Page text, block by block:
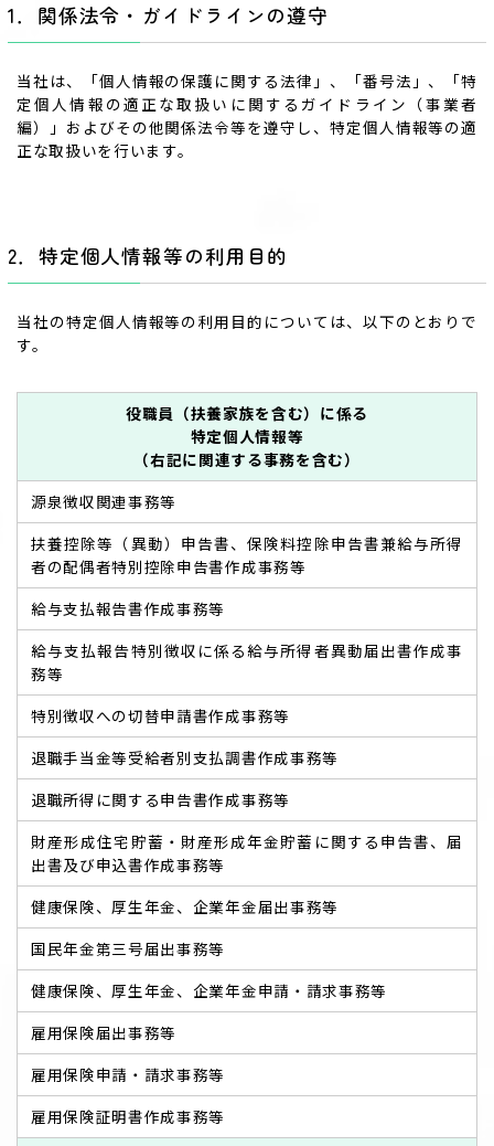
1．関係法令・ガイドラインの遵守
当社は、「個人情報の保護に関する法律」、「番号法」、「特
定個人情報の適正な取扱いに関するガイドライン（事業者
編）」およびその他関係法令等を遵守し、特定個人情報等の適
正な取扱いを行います。
2．特定個人情報等の利用目的
当社の特定個人情報等の利用目的については、以下のとおりで
す。
役職員（扶養家族を含む）に係る
特定個人情報等
（右記に関連する事務を含む）
源泉徴収関連事務等
扶養控除等（異動）申告書、保険料控除申告書兼給与所得
者の配偶者特別控除申告書作成事務等
給与支払報告書作成事務等
給与支払報告特別徴収に係る給与所得者異動届出書作成事
務等
特別徴収への切替申請書作成事務等
退職手当金等受給者別支払調書作成事務等
退職所得に関する申告書作成事務等
財産形成住宅貯蓄・財産形成年金貯蓄に関する申告書、届
出書及び申込書作成事務等
健康保険、厚生年金、企業年金届出事務等
国民年金第三号届出事務等
健康保険、厚生年金、企業年金申請・請求事務等
雇用保険届出事務等
雇用保険申請・請求事務等
雇用保険証明書作成事務等